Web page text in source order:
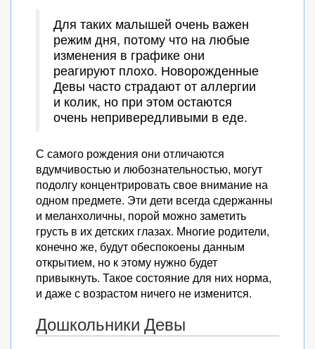
Для таких малышей очень важен
режим дня, потому что на любые
изменения в графике они
реагируют плохо. Новорожденные
Девы часто страдают от аллергии
и колик, но при этом остаются
очень непривередливыми в еде.
С самого рождения они отличаются
вдумчивостью и любознательностью, могут
подолгу концентрировать свое внимание на
одном предмете. Эти дети всегда сдержанны
и меланхоличны, порой можно заметить
грусть в их детских глазах. Многие родители,
конечно же, будут обеспокоены данным
открытием, но к этому нужно будет
привыкнуть. Такое состояние для них норма,
и даже с возрастом ничего не изменится.
Дошкольники Девы